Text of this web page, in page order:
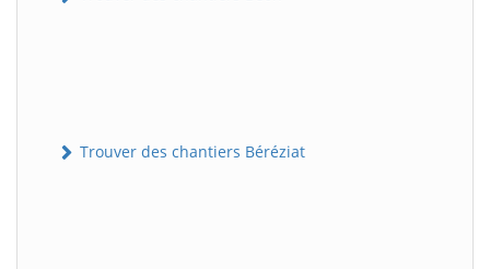
Trouver des chantiers Béréziat